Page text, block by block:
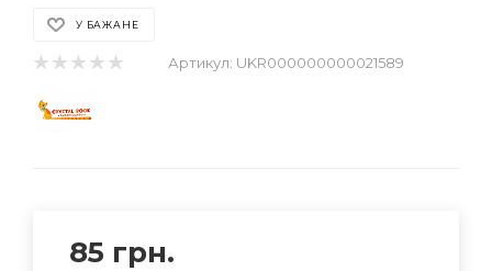
У БАЖАНЕ
Артикул: UKR000000000021589
85 грн.